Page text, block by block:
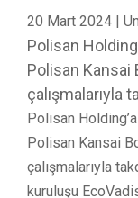
20 Mart 2024 |
Polisan
Polisan Kansai
çalışmalarıyla
Polisan
Polisan Kansai
çalışmalarıyla
kuruluşu